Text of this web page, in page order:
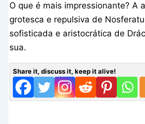
O que é mais impressionante? A
grotesca e repulsiva de
sofisticada e aristocrática de
sua.
Share it, discuss it, keep it alive!